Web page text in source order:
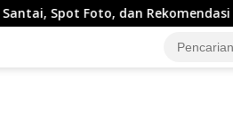
dan Rekomendasi Lumpia